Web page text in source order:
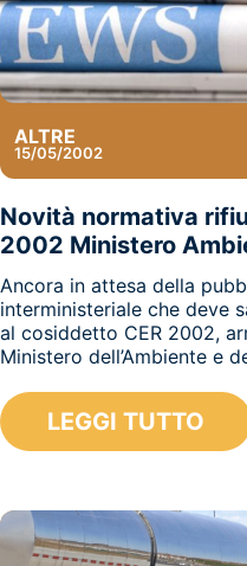
ALTRE
15/05/2002
Novità normativa
2002 Ministero
Ancora in attesa della
interministeriale che deve
al cosiddetto CER 2002,
Ministero dell’Ambiente e
LEGGI TUTTO